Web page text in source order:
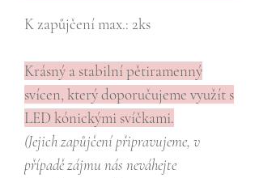
K zapůjčení max.: 2ks
Krásný a stabilní pětiramenný
svícen, který doporučujeme využít s
LED kónickými svíčkami.
(Jejich zapůjčení připravujeme, v
případě zájmu nás neváhejte